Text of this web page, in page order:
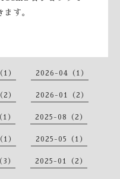
す。
） 2026-04（1）
） 2026-01（2）
） 2025-08（2）
） 2025-05（1）
） 2025-01（2）